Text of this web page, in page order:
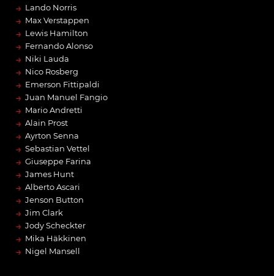
→ Lando Norris
→ Max Verstappen
→ Lewis Hamilton
→ Fernando Alonso
→ Niki Lauda
→ Nico Rosberg
→ Emerson Fittipaldi
→ Juan Manuel Fangio
→ Mario Andretti
→ Alain Prost
→ Ayrton Senna
→ Sebastian Vettel
→ Giuseppe Farina
→ James Hunt
→ Alberto Ascari
→ Jenson Button
→ Jim Clark
→ Jody Scheckter
→ Mika Häkkinen
→ Nigel Mansell